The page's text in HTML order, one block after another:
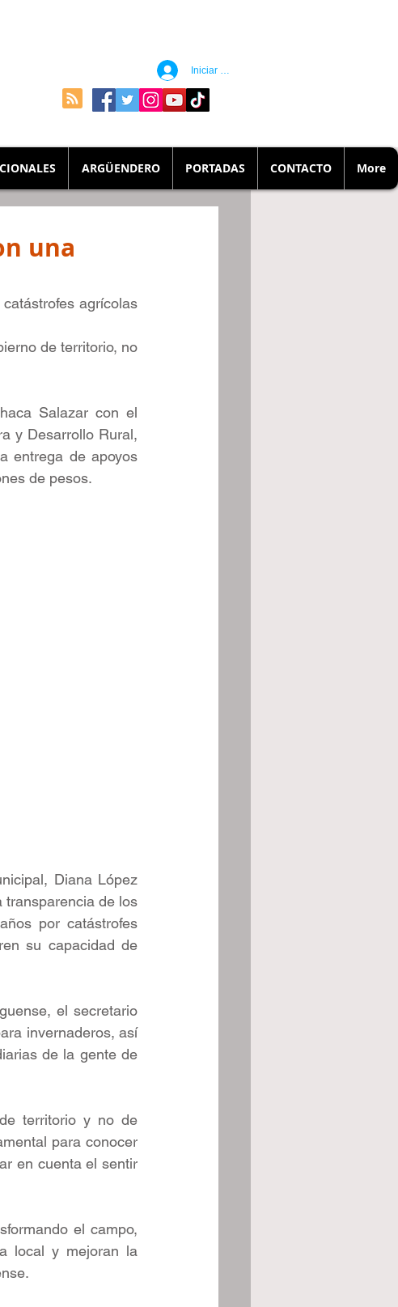
Iniciar sesión
ARGÜENDERO PORTADAS CONTACTO More
una
agrícolas
de territorio, no
Salazar con el
y Desarrollo Rural,
entrega de apoyos
de pesos.
Diana López
transparencia de los
por catástrofes
su capacidad de
el secretario
invernaderos, así
de la gente de
territorio y no de
para conocer
en cuenta el sentir
el campo,
local y mejoran la